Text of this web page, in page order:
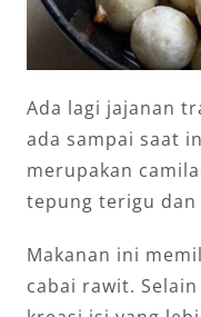
Ada lagi jajanan
ada sampai saat
merupakan
tepung terigu dan
Makanan ini
cabai rawit.